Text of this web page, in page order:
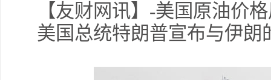
【友财网讯】-美国原油价
美国总统特朗普宣布与伊朗